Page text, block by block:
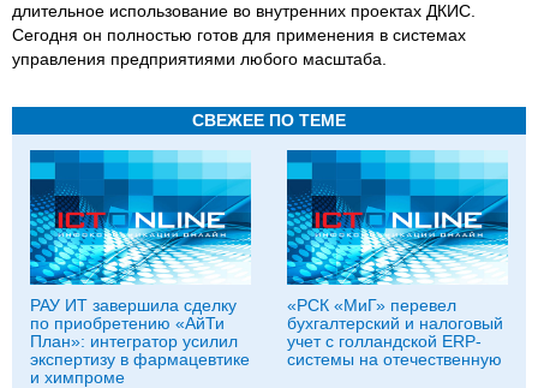
длительное использование во внутренних проектах ДКИС.
Сегодня он полностью готов для применения в системах
управления предприятиями любого масштаба.
СВЕЖЕЕ ПО ТЕМЕ
РАУ ИТ завершила сделку
по приобретению «АйТи
План»: интегратор усилил
экспертизу в фармацевтике
и химпроме
«РСК «МиГ» перевел
бухгалтерский и налоговый
учет с голландской ERP-
системы на отечественную